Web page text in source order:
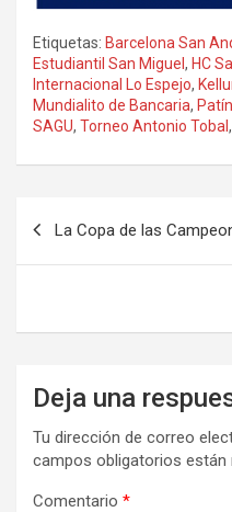
Etiquetas: Barcelona San
Estudiantil San Miguel , HC
Internacional Lo Espejo,
Mundialito de Bancaria,
SAGU, Torneo Antonio Tobal ,
La Copa de las
Deja una
Tu dirección de correo
campos obligatorios están
Comentario *